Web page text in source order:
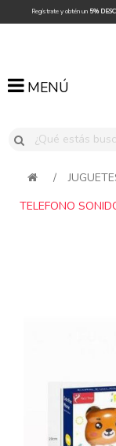
Regístrate y obtén un 5%
MENÚ
MENÚ
/
TELEFONO